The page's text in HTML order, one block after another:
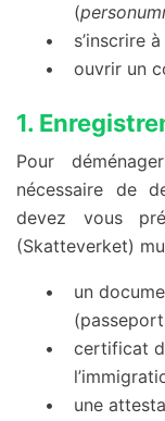
(
s’inscrire
ouvrir un
1.
Pour
nécessaire de
devez vous
(Skatteverket)
un
certificat
une